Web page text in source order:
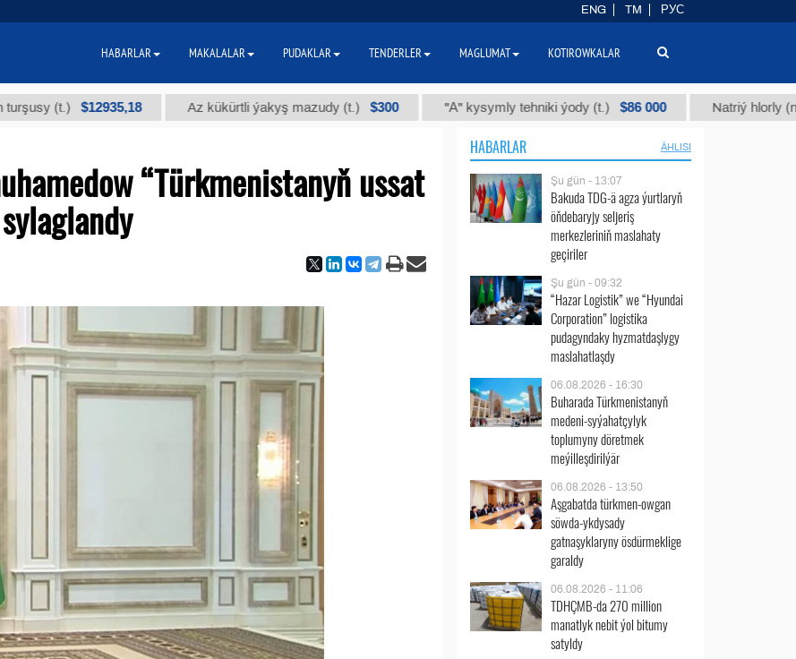
(t.) $12935,18 Az kükürtli ýakyş mazudy (t.) $300 "А" kysymly tehniki ýody (t.) $86 000 Natriý hlorly (nahar
“Türkmenistanyň ussat
HABARLAR ÄHLISI
Şu gün - 13:07
Bakuda TDG-ä agza ýurtlaryň
öňdebaryjy seljeriş
merkezleriniň maslahaty
geçiriler
Şu gün - 09:32
“Hazar Logistik” we “Hyundai
Corporation” logistika
pudagyndaky hyzmatdaşlygy
maslahatlaşdy
06.08.2026 - 16:30
Buharada Türkmenistanyň
medeni-syýahatçylyk
toplumyny döretmek
meýilleşdirilýär
06.08.2026 - 13:50
Aşgabatda türkmen-owgan
söwda-ykdysady
gatnaşyklaryny ösdürmeklige
garaldy
06.08.2026 - 11:06
TDHÇMB-da 270 million
manatlyk nebit ýol bitumy
satyldy
ENG TM РУС
HABARLAR MAKALALAR PUDAKLAR TENDERLER MAGLUMAT KOTIROWKALAR